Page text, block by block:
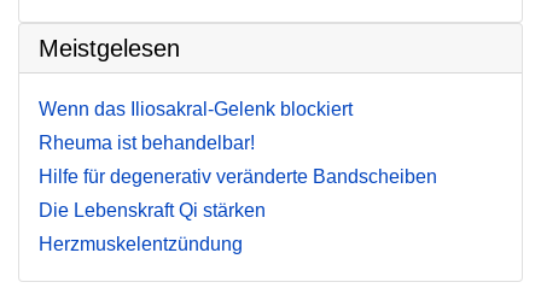
Meistgelesen
Wenn das Iliosakral-Gelenk blockiert
Rheuma ist behandelbar!
Hilfe für degenerativ veränderte Bandscheiben
Die Lebenskraft Qi stärken
Herzmuskelentzündung